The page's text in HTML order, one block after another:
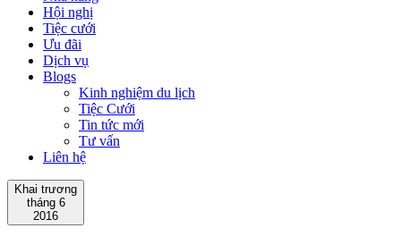
Hội nghị
Tiệc cưới
Ưu đãi
Dịch vụ
Blogs
Kinh nghiệm du lịch
Tiệc Cưới
Tin tức mới
Tư vấn
Liên hệ
Khai trương
tháng 6
2016